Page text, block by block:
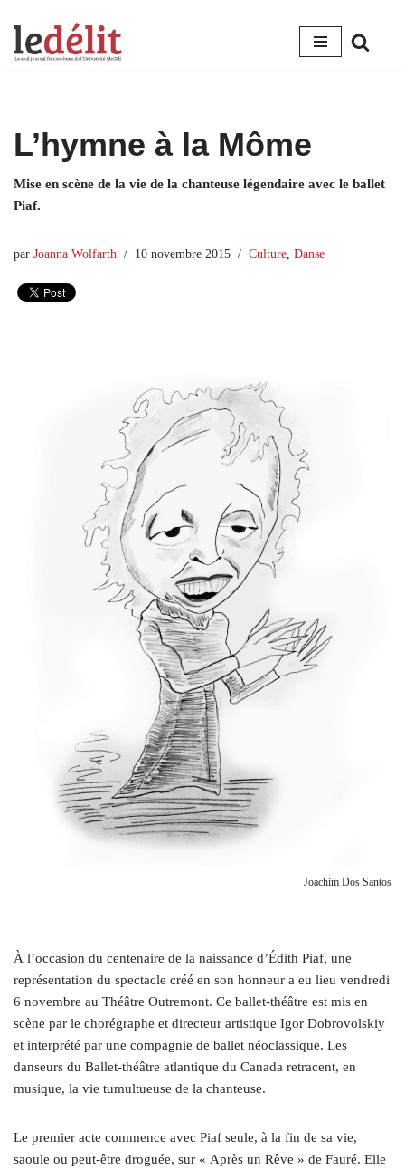
Aller
L’hymne à la Môme
Mise en scène de la vie de la chanteuse légendaire avec le ballet
Piaf.
par Joanna Wolfarth 10 novembre 2015 Culture Danse
Joachim Dos Santos
À l’occasion du centenaire de la naissance d’Édith Piaf, une
représentation du spectacle créé en son honneur a eu lieu vendredi
6 novembre au Théâtre Outremont. Ce ballet-théâtre est mis en
scène par le chorégraphe et directeur artistique Igor Dobrovolskiy
et interprété par une compagnie de ballet néoclassique. Les
danseurs du Ballet-théâtre atlantique du Canada retracent, en
musique, la vie tumultueuse de la chanteuse.
Le premier acte commence avec Piaf seule, à la fin de sa vie,
saoule ou peut-être droguée, sur « Après un Rêve » de Fauré. Elle